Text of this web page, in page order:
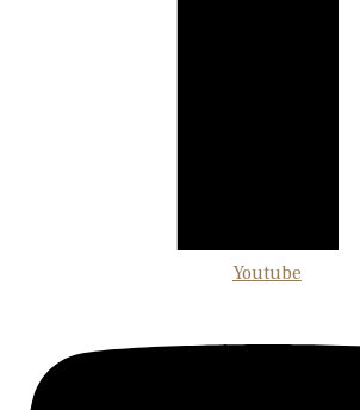
Youtube